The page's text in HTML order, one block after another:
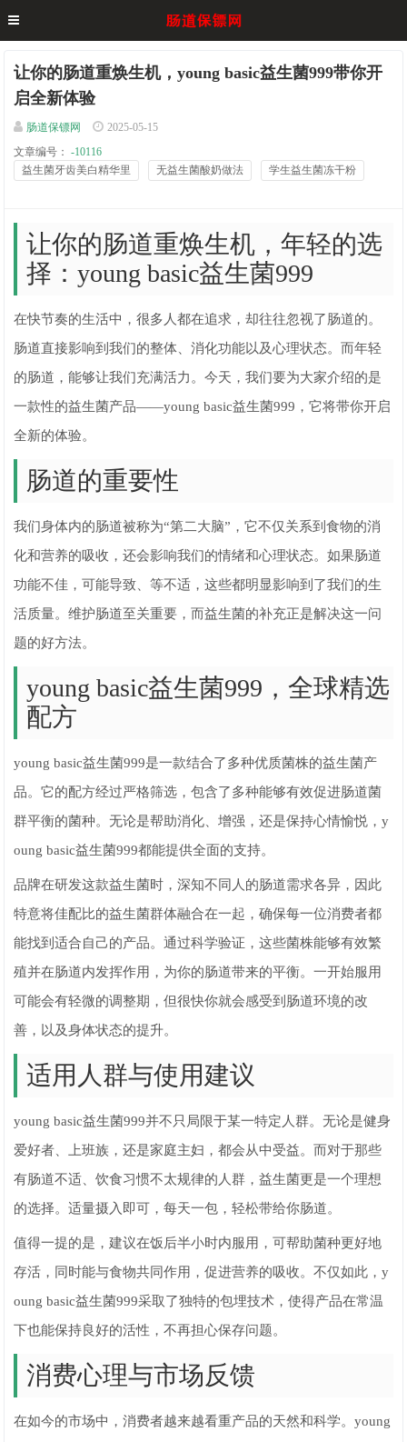
让你的肠道重焕生机，young basic益生菌999带你开
启全新体验
肠道保镖网
2025-05-15
文章编号：
-10116
益生菌牙齿美白精华里
无益生菌酸奶做法 学生益生菌冻干粉
让你的肠道重焕生机，年轻的选
择：young basic益生菌999
在快节奏的生活中，很多人都在追求，却往往忽视了肠道的。
肠道直接影响到我们的整体、消化功能以及心理状态。而年轻
的肠道，能够让我们充满活力。今天，我们要为大家介绍的是
一款性的益生菌产品——young basic益生菌999，它将带你开启
全新的体验。
肠道的重要性
我们身体内的肠道被称为“第二大脑”，它不仅关系到食物的消
化和营养的吸收，还会影响我们的情绪和心理状态。如果肠道
功能不佳，可能导致、等不适，这些都明显影响到了我们的生
活质量。维护肠道至关重要，而益生菌的补充正是解决这一问
题的好方法。
young basic益生菌999，全球精选
配方
young basic益生菌999是一款结合了多种优质菌株的益生菌产
品。它的配方经过严格筛选，包含了多种能够有效促进肠道菌
群平衡的菌种。无论是帮助消化、增强，还是保持心情愉悦，y
oung basic益生菌999都能提供全面的支持。
品牌在研发这款益生菌时，深知不同人的肠道需求各异，因此
特意将佳配比的益生菌群体融合在一起，确保每一位消费者都
能找到适合自己的产品。通过科学验证，这些菌株能够有效繁
殖并在肠道内发挥作用，为你的肠道带来的平衡。一开始服用
可能会有轻微的调整期，但很快你就会感受到肠道环境的改
善，以及身体状态的提升。
适用人群与使用建议
young basic益生菌999并不只局限于某一特定人群。无论是健身
爱好者、上班族，还是家庭主妇，都会从中受益。而对于那些
有肠道不适、饮食习惯不太规律的人群，益生菌更是一个理想
的选择。适量摄入即可，每天一包，轻松带给你肠道。
值得一提的是，建议在饭后半小时内服用，可帮助菌种更好地
存活，同时能与食物共同作用，促进营养的吸收。不仅如此，y
oung basic益生菌999采取了独特的包埋技术，使得产品在常温
下也能保持良好的活性，不再担心保存问题。
消费心理与市场反馈
在如今的市场中，消费者越来越看重产品的天然和科学。young